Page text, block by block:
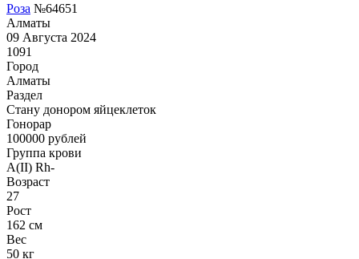
Роза №64651
Алматы
09 Августа 2024
1091
Город
Алматы
Раздел
Стану донором яйцеклеток
Гонoрар
100000 рублей
Группа крови
A(II) Rh-
Возраст
27
Рост
162 см
Вес
50 кг